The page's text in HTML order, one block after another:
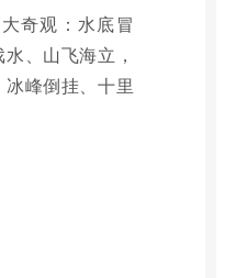
奇观：水底冒
、山飞海立，
峰倒挂、十里